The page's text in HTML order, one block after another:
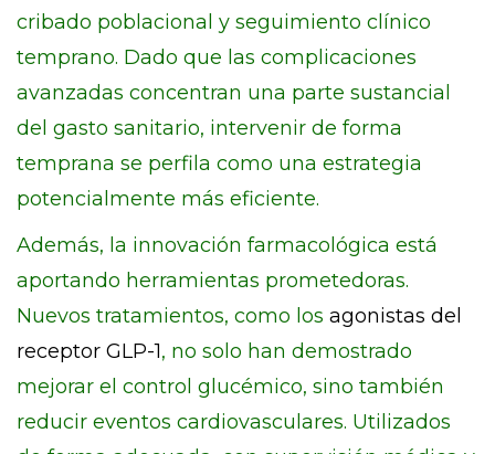
cribado poblacional y seguimiento clínico
temprano. Dado que las complicaciones
avanzadas concentran una parte sustancial
del gasto sanitario, intervenir de forma
temprana se perfila como una estrategia
potencialmente más eficiente.
Además, la innovación farmacológica está
aportando herramientas prometedoras.
Nuevos tratamientos, como los agonistas del
receptor GLP-1, no solo han demostrado
mejorar el control glucémico, sino también
reducir eventos cardiovasculares. Utilizados